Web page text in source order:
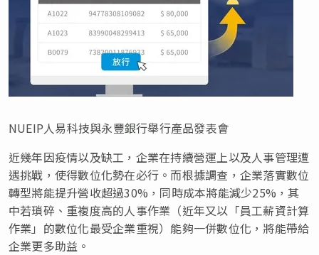
NUEIP人易科技與永豐銀行舉行產品發表會
近幾年因疫情以及缺工，企業在持續營運上以及人事管理遭
遇挑戰，使得數位化勢在必行。而根據調查，企業落實數位
轉型將能提升營收超過30%，同時成本將能減少25%，其
中若瑣碎、重複度高的人事作業（近年又以「員工薪資計算
作業」的數位化最受企業重視）能夠一併數位化，將能帶給
企業更多助益。